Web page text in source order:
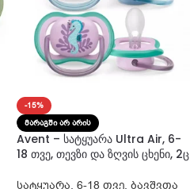
-15%
ᲛᲐᲠᲐᲒᲨᲘ ᲐᲠ ᲐᲠᲘᲡ
Avent – სატყუარა Ultra Air, 6-
18 თვე, თევზი და ზღვის ცხენი, 2ც
სატყუარა, 6-18 თვე, ბავშვთა